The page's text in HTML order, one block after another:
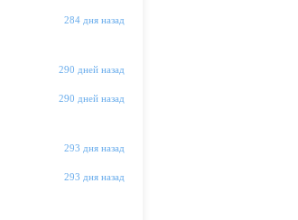
284 дня назад
290 дней назад
290 дней назад
293 дня назад
293 дня назад